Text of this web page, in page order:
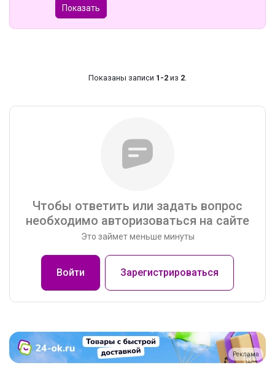
Показать
Показаны записи 1-2 из 2
Чтобы ответить или задать вопрос
необходимо авторизоваться на сайте
Это займет меньше минуты
Войти Зарегистрироваться
Реклама